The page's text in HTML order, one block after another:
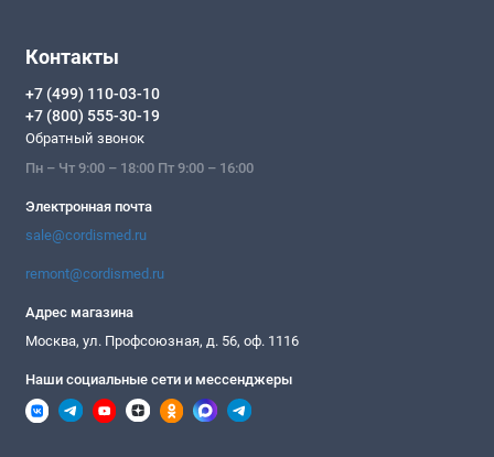
Контакты
+7 (499) 110-03-10
+7 (800) 555-30-19
Обратный звонок
Пн – Чт 9:00 – 18:00 Пт 9:00 – 16:00
Электронная почта
sale@cordismed.ru
remont@cordismed.ru
Адрес магазина
Москва, ул. Профсоюзная, д. 56, оф. 1116
Наши социальные сети и мессенджеры